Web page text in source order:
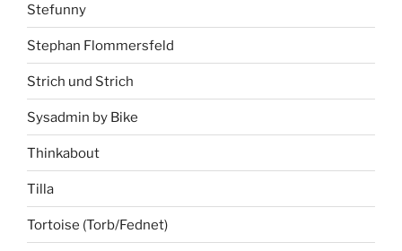
Stefunny
Stephan Flommersfeld
Strich und Strich
Sysadmin by Bike
Thinkabout
Tilla
Tortoise (Torb/Fednet)